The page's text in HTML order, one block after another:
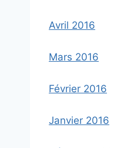
Avril 2016
Mars 2016
Février 2016
Janvier 2016